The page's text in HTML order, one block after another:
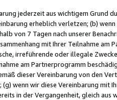
jederzeit aus wichtigem Grund
erheblich verletzen; (b)
von 7 Tagen nach unserer
mit Ihrer Teilnahme am
irreführende oder illegale
am Partnerprogramm
dieser Vereinbarung von den
wenn wir diese Vereinbarung mit
in der Vergangenheit, gleich